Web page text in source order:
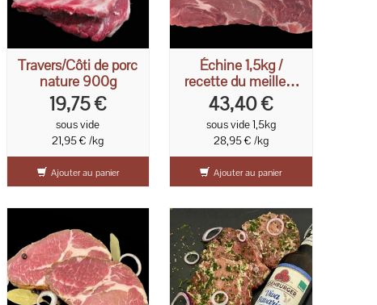
Travers/Côti de porc
nature 900g
19,75 €
sous vide
21,95 € /kg
Ajouter au panier
Échine 1,5kg /
recette du meilleur
porc jamais mangé
43,40 €
sous vide 1,5kg
28,95 € /kg
Ajouter au panier